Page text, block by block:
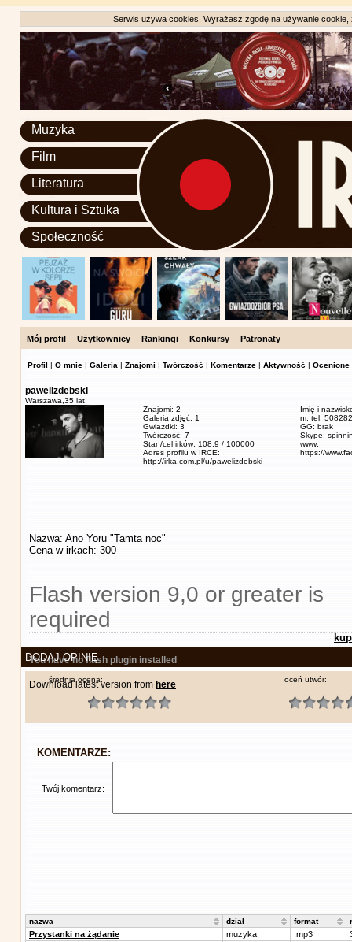
Serwis używa cookies. Wyrażasz zgodę na używanie
Muzyka
Film
Literatura
Kultura i Sztuka
Społeczność
Mój profil Użytkownicy Rankingi Konkursy Patronaty
Profil | O mnie | Galeria | Znajomi | Twórczość | Komentarze | Aktywność | Ocenione
pawelizdebski
Warszawa, 35 lat
Znajomi: 2
Galeria zdjęć: 1
Gwiazdki: 3
Twórczość: 7
Stan/cel irków: 108,9 / 100000
Adres profilu w IRCE:
http://irka.com.pl/u/pawelizdebski
Imię i
nr. tel:
GG: brak
Skype:
www:
https://
Nazwa: Ano Yoru "Tamta noc"
Cena w irkach: 300
Flash version 9,0 or greater is
required
You have no flash plugin installed
Download latest version from here
DODAJ OPINIĘ
średnia ocena: oceń utwór:
KOMENTARZE:
Twój komentarz:
nazwa dział format
Przystanki na żądanie muzyka .mp3